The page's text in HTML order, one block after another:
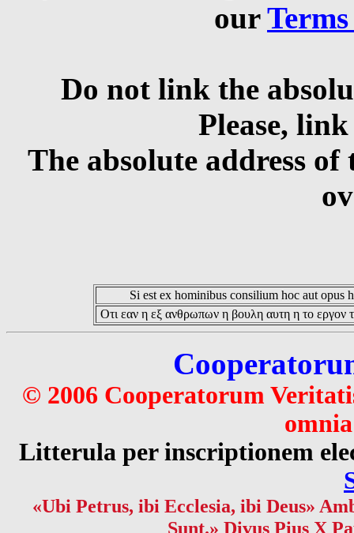
our
Do not link the
Please,
The absolute address
Si est ex hominibus consilium hoc aut opus
Οτι εαν η εξ ανθρωπων η βουλη αυτη η το εργον
© 2006 Cooperatorum
Litterula per inscriptionem
«Ubi Petrus, ibi Ecclesia, ibi Deus»
Sunt.» Divus Pius X